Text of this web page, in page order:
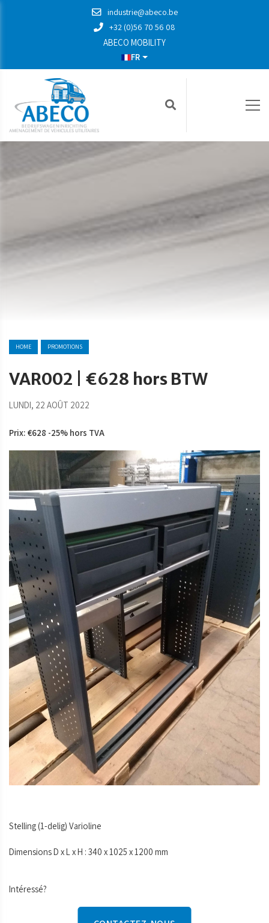
industrie@abeco.be
+32 (0)56 70 56 08
ABECO MOBILITY
FR
HOME PROMOTIONS
VAR002 | €628 hors BTW
LUNDI, 22 AOÛT 2022
Prix: €628 -25% hors TVA
Stelling (1-delig) Varioline
Dimensions D x L x H : 340 x 1025 x 1200 mm
Intéressé?